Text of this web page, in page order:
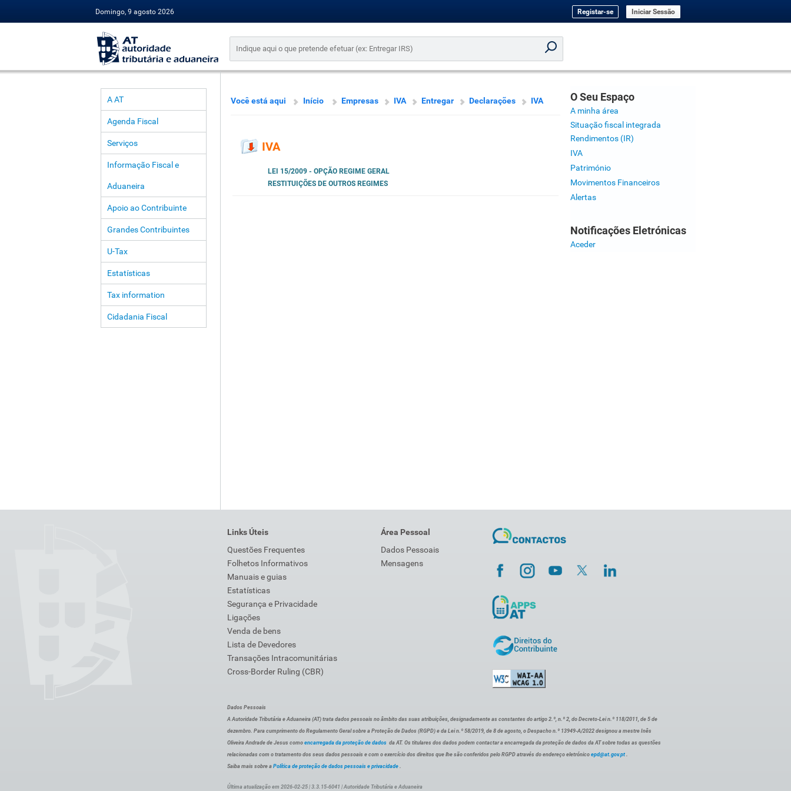
Domingo, 9 agosto 2026 Registar-se Iniciar Sessão
A AT
Agenda Fiscal
Serviços
Informação Fiscal e
Aduaneira
Apoio ao Contribuinte
Grandes Contribuintes
U-Tax
Estatísticas
Tax information
Cidadania Fiscal
Você está aqui Início Empresas IVA Entregar Declarações IVA
IVA
LEI 15/2009 - OPÇÃO REGIME GERAL
RESTITUIÇÕES DE OUTROS REGIMES
O Seu Espaço
A minha área
Situação fiscal integrada
Rendimentos (IR)
IVA
Património
Movimentos Financeiros
Alertas
Notificações Eletrónicas
Aceder
Links Úteis
Questões Frequentes
Folhetos Informativos
Manuais e guias
Estatísticas
Segurança e Privacidade
Ligações
Venda de bens
Lista de Devedores
Transações Intracomunitárias
Cross-Border Ruling (CBR)
Área Pessoal
Dados Pessoais
Mensagens
Dados Pessoais
A Autoridade Tributária e Aduaneira (AT) trata dados pessoais no âmbito das suas atribuições, designadamente as constantes do artigo 2.º, n.º 2, do Decreto-Lei n.º 118/2011, de 5 de
dezembro. Para cumprimento do Regulamento Geral sobre a Proteção de Dados (RGPD) e da Lei n.º 58/2019, de 8 de agosto, o Despacho n.º 13949-A/2022 designou a mestre Inês
Oliveira Andrade de Jesus como encarregada da proteção de dados da AT. Os titulares dos dados podem contactar a encarregada da proteção de dados da AT sobre todas as questões
relacionadas com o tratamento dos seus dados pessoais e com o exercício dos direitos que lhe são conferidos pelo RGPD através do endereço eletrónico epd@at.gov.pt .
Saiba mais sobre a Política de proteção de dados pessoais e privacidade .
Última atualização em 2026-02-25 | 3.3.15-6041 | Autoridade Tributária e Aduaneira